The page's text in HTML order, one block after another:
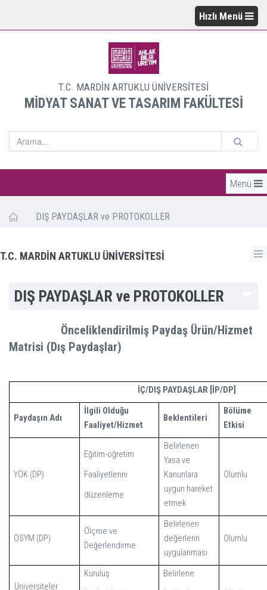
Hızlı Menü
T.C. MARDİN ARTUKLU ÜNİVERSİTESİ
MİDYAT SANAT VE TASARIM FAKÜLTESİ
Menü
DIŞ PAYDAŞLAR ve PROTOKOLLER
T.C. MARDİN ARTUKLU ÜNİVERSİTESİ
DIŞ PAYDAŞLAR ve PROTOKOLLER
Önceliklendirilmiş Paydaş Ürün/Hizmet
Matrisi (Dış Paydaşlar)
İÇ/DIŞ PAYDAŞLAR [İP/DP]
Paydaşın Adı
İlgili Olduğu
Faaliyet/Hizmet
Beklentileri
Bölüme
Etkisi
YÖK (DP)
Eğitim-öğretim
Faaliyetlerini
düzenleme
Belirlenen
Yasa ve
Kanunlara
uygun hareket
etmek
Olumlu
ÖSYM (DP)
Ölçme ve
Değerlendirme
Belirlenen
değerlerin
uygulanması
Olumlu
Üniversiteler
Kuruluş
Belirlene